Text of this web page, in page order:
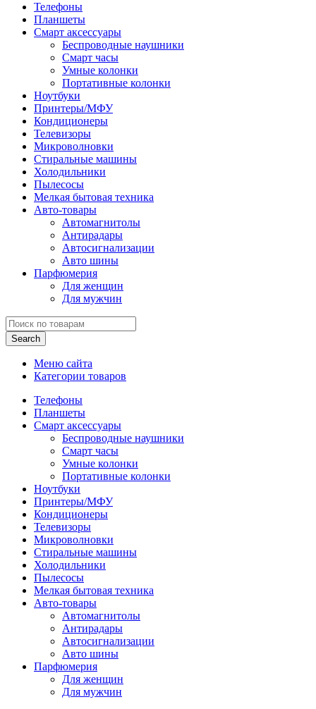
Телефоны
Планшеты
Смарт аксессуары
Беспроводные наушники
Смарт часы
Умные колонки
Портативные колонки
Ноутбуки
Принтеры/МФУ
Кондиционеры
Телевизоры
Микроволновки
Стиральные машины
Холодильники
Пылесосы
Мелкая бытовая техника
Авто-товары
Автомагнитолы
Антирадары
Автосигнализации
Авто шины
Парфюмерия
Для женщин
Для мужчин
Search
Меню сайта
Категории товаров
Телефоны
Планшеты
Смарт аксессуары
Беспроводные наушники
Смарт часы
Умные колонки
Портативные колонки
Ноутбуки
Принтеры/МФУ
Кондиционеры
Телевизоры
Микроволновки
Стиральные машины
Холодильники
Пылесосы
Мелкая бытовая техника
Авто-товары
Автомагнитолы
Антирадары
Автосигнализации
Авто шины
Парфюмерия
Для женщин
Для мужчин